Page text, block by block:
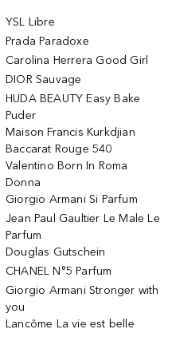
YSL Libre
Prada Paradoxe
Carolina Herrera Good Girl
DIOR Sauvage
HUDA BEAUTY Easy Bake
Puder
Maison Francis Kurkdjian
Baccarat Rouge 540
Valentino Born In Roma
Donna
Giorgio Armani Si Parfum
Jean Paul Gaultier Le Male Le
Parfum
Douglas Gutschein
CHANEL N°5 Parfum
Giorgio Armani Stronger with
you
Lancôme La vie est belle